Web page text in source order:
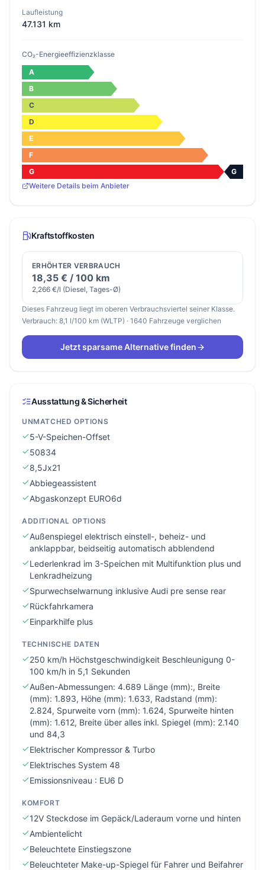
Laufleistung
47.131 km
CO₂-Energieeffizienzklasse
A
B
C
D
E
F
G
G
Weitere Details beim Anbieter
Kraftstoffkosten
ERHÖHTER VERBRAUCH
18,35 € / 100 km
2,266 €/l (Diesel, Tages-Ø)
Dieses Fahrzeug liegt im oberen Verbrauchsviertel seiner Klasse.
Verbrauch: 8,1 l/100 km (WLTP) · 1640 Fahrzeuge verglichen
Jetzt sparsame Alternative finden
Ausstattung & Sicherheit
UNMATCHED OPTIONS
5-V-Speichen-Offset
50834
8,5Jx21
Abbiegeassistent
Abgaskonzept EURO6d
ADDITIONAL OPTIONS
Außenspiegel elektrisch einstell-, beheiz- und
anklappbar, beidseitig automatisch abblendend
Lederlenkrad im 3-Speichen mit Multifunktion plus und
Lenkradheizung
Spurwechselwarnung inklusive Audi pre sense rear
Rückfahrkamera
Einparkhilfe plus
TECHNISCHE DATEN
250 km/h Höchstgeschwindigkeit Beschleunigung 0-
100 km/h in 5,1 Sekunden
Außen-Abmessungen: 4.689 Länge (mm):, Breite
(mm): 1.893, Höhe (mm): 1.633, Radstand (mm):
2.824, Spurweite vorn (mm): 1.624, Spurweite hinten
(mm): 1.612, Breite über alles inkl. Spiegel (mm): 2.140
und 84,3
Elektrischer Kompressor & Turbo
Elektrisches System 48
Emissionsniveau : EU6 D
KOMFORT
12V Steckdose im Gepäck/Laderaum vorne und hinten
Ambientelicht
Beleuchtete Einstiegszone
Beleuchteter Make-up-Spiegel für Fahrer und Beifahrer